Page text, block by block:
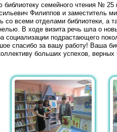
семейного чтения №
Филиппов и заместитель
со всеми отделами библиотеки, а
В ходе визита речь шла о
социализации подрастающего
спасибо за вашу работу! Ваша
больших успехов, верных